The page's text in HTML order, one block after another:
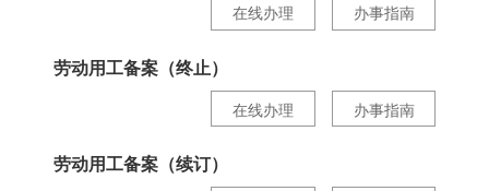
办事指南
在线办理
劳动用工备案（终止）
办事指南
在线办理
劳动用工备案（续订）